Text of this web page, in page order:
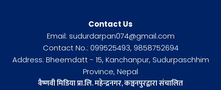
Contact Us
Email: sudurdarpan074@gmail.com
Contact No.: 099525493, 9858752694
Address: Bheemdatt - 15, Kanchanpur, Sudurpaschhim
Province, Nepal
वैष्णवी मिडिया प्रा.लि. महेन्द्रनगर, कञ्चनपुरद्वारा संचालित